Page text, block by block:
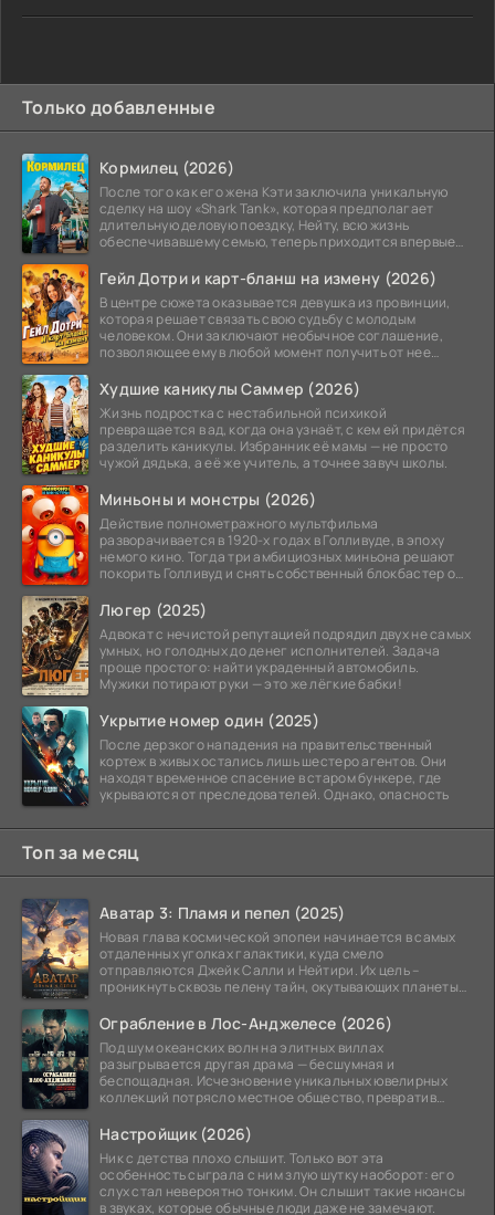
Только добавленные
Кормилец (2026)
После того как его жена Кэти заключила уникальную
сделку на шоу «Shark Tank», которая предполагает
длительную деловую поездку, Нейту, всю жизнь
обеспечивавшему семью, теперь приходится впервые
Гейл Дотри и карт-бланш на измену (2026)
В центре сюжета оказывается девушка из провинции,
которая решает связать свою судьбу с молодым
человеком. Они заключают необычное соглашение,
позволяющее ему в любой момент получить от нее
Худшие каникулы Саммер (2026)
Жизнь подростка с нестабильной психикой
превращается в ад, когда она узнаёт, с кем ей придётся
разделить каникулы. Избранник её мамы — не просто
чужой дядька, а её же учитель, а точнее завуч школы.
Миньоны и монстры (2026)
Действие полнометражного мультфильма
разворачивается в 1920-х годах в Голливуде, в эпоху
немого кино. Тогда три амбициозных миньона решают
покорить Голливуд и снять собственный блокбастер о
Люгер (2025)
Адвокат с нечистой репутацией подрядил двух не самых
умных, но голодных до денег исполнителей. Задача
проще простого: найти украденный автомобиль.
Мужики потирают руки — это же лёгкие бабки!
Укрытие номер один (2025)
После дерзкого нападения на правительственный
кортеж в живых остались лишь шестеро агентов. Они
находят временное спасение в старом бункере, где
укрываются от преследователей. Однако, опасность
Топ за месяц
Аватар 3: Пламя и пепел (2025)
Новая глава космической эпопеи начинается в самых
отдаленных уголках галактики, куда смело
отправляются Джейк Салли и Нейтири. Их цель –
проникнуть сквозь пелену тайн, окутывающих планеты
Ограбление в Лос-Анджелесе (2026)
Под шум океанских волн на элитных виллах
разыгрывается другая драма — бесшумная и
беспощадная. Исчезновение уникальных ювелирных
коллекций потрясло местное общество, превратив
Настройщик (2026)
Ник с детства плохо слышит. Только вот эта
особенность сыграла с ним злую шутку наоборот: его
слух стал невероятно тонким. Он слышит такие нюансы
в звуках, которые обычные люди даже не замечают.